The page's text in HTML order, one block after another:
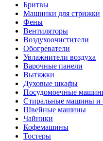
Бритвы
Машинки для стрижки
Фены
Вентиляторы
Воздухоочистители
Обогреватели
Увлажнители воздуха
Варочные панели
Вытяжки
Духовые шкафы
Посудомоечные
Стиральные машины и
Швейные машины
Чайники
Кофемашины
Тостеры